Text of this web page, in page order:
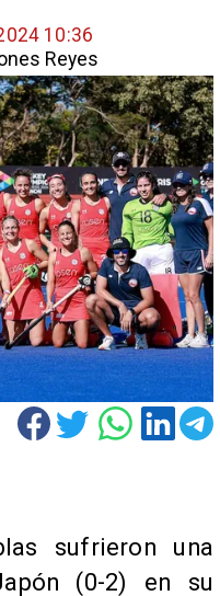
10:36
Reyes
sufrieron una
(0-2) en su